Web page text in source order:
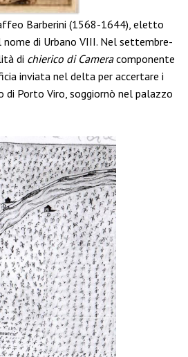
Barberini (1568-1644), eletto
nome di Urbano VIII. Nel settembre-
di chierico di Cameracomponente
inviata nel delta per accertare i
Porto Viro, soggiornò nel palazzo